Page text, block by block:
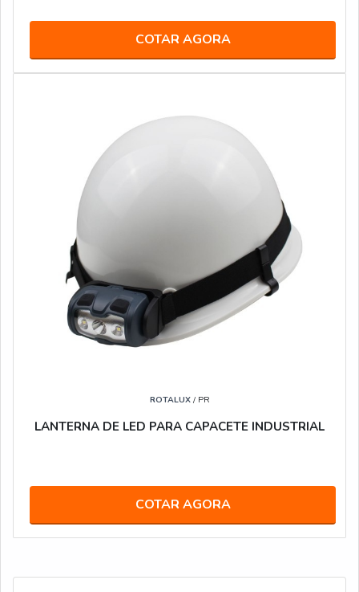
COTAR AGORA
ROTALUX/ PR
LANTERNA DE LED PARA CAPACETE INDUSTRIAL
COTAR AGORA